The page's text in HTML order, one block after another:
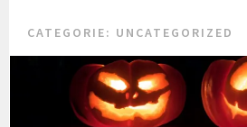
CATEGORIE: UNCATEGORIZED